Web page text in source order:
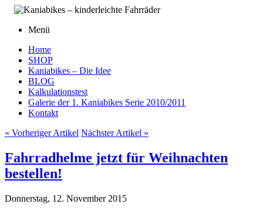
Menü
Home
SHOP
Kaniabikes – Die Idee
BLOG
Kalkulationstest
Galerie der 1. Kaniabikes Serie 2010/2011
Kontakt
« Vorheriger Artikel Nächster Artikel »
Fahrradhelme jetzt für Weihnachten
bestellen!
Donnerstag, 12. November 2015